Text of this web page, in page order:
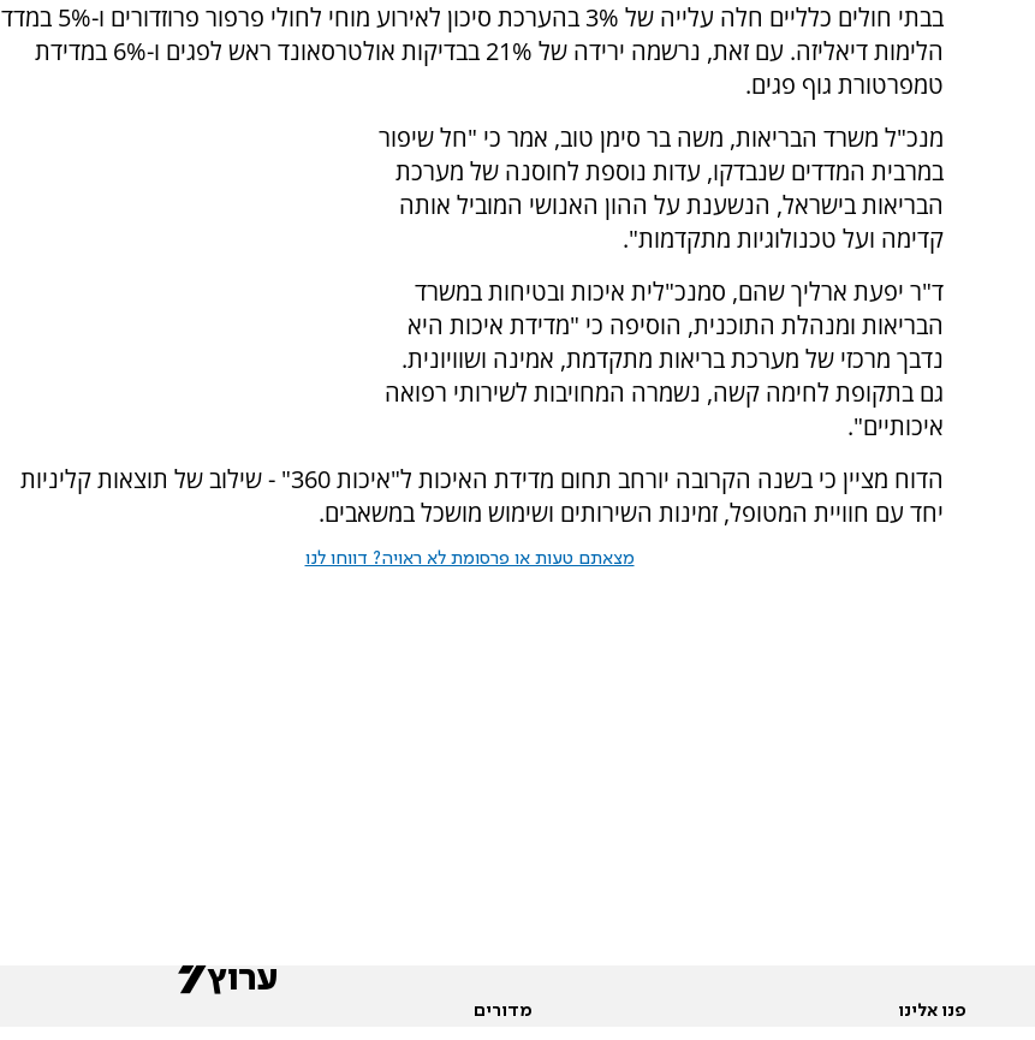
בבתי חולים כלליים חלה עלייה של 3% בהערכת סיכון לאירוע מוחי לחולי פרפור פרוזדורים ו-5% במדד
הלימות דיאליזה. עם זאת, נרשמה ירידה של 21% בבדיקות אולטרסאונד ראש לפגים ו-6% במדידת
טמפרטורת גוף פגים.
מנכ"ל משרד הבריאות, משה בר סימן טוב, אמר כי "חל שיפור
במרבית המדדים שנבדקו, עדות נוספת לחוסנה של מערכת
הבריאות בישראל, הנשענת על ההון האנושי המוביל אותה
קדימה ועל טכנולוגיות מתקדמות".
ד"ר יפעת ארליך שהם, סמנכ"לית איכות ובטיחות במשרד
הבריאות ומנהלת התוכנית, הוסיפה כי "מדידת איכות היא
נדבך מרכזי של מערכת בריאות מתקדמת, אמינה ושוויונית.
גם בתקופת לחימה קשה, נשמרה המחויבות לשירותי רפואה
איכותיים".
הדוח מציין כי בשנה הקרובה יורחב תחום מדידת האיכות ל"איכות 360" - שילוב של תוצאות קליניות
יחד עם חוויית המטופל, זמינות השירותים ושימוש מושכל במשאבים.
מצאתם טעות או פרסומת לא ראויה? דווחו לנו
פנו אלינו מדורים